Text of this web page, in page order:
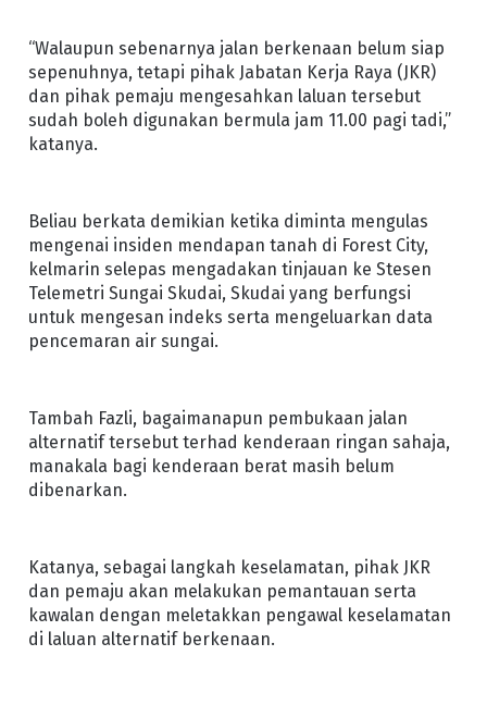
“Walaupun sebenarnya jalan berkenaan belum siap
sepenuhnya, tetapi pihak Jabatan Kerja Raya (JKR)
dan pihak pemaju mengesahkan laluan tersebut
sudah boleh digunakan bermula jam 11.00 pagi tadi,”
katanya.
Beliau berkata demikian ketika diminta mengulas
mengenai insiden mendapan tanah di Forest City,
kelmarin selepas mengadakan tinjauan ke Stesen
Telemetri Sungai Skudai, Skudai yang berfungsi
untuk mengesan indeks serta mengeluarkan data
pencemaran air sungai.
Tambah Fazli, bagaimanapun pembukaan jalan
alternatif tersebut terhad kenderaan ringan sahaja,
manakala bagi kenderaan berat masih belum
dibenarkan.
Katanya, sebagai langkah keselamatan, pihak JKR
dan pemaju akan melakukan pemantauan serta
kawalan dengan meletakkan pengawal keselamatan
di laluan alternatif berkenaan.